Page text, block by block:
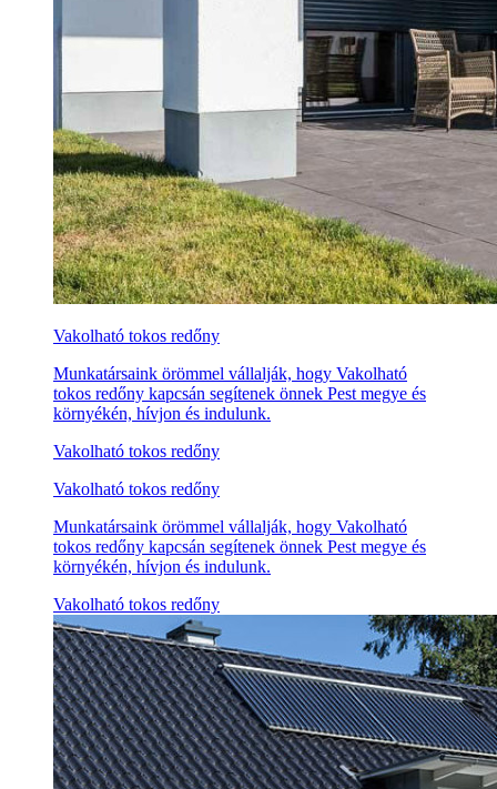
Vakolható tokos redőny
Munkatársaink örömmel vállalják, hogy Vakolható
tokos redőny kapcsán segítenek önnek Pest megye és
környékén, hívjon és indulunk.
Vakolható tokos redőny
Vakolható tokos redőny
Munkatársaink örömmel vállalják, hogy Vakolható
tokos redőny kapcsán segítenek önnek Pest megye és
környékén, hívjon és indulunk.
Vakolható tokos redőny